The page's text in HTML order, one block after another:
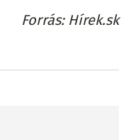
Forrás Hírek.sk